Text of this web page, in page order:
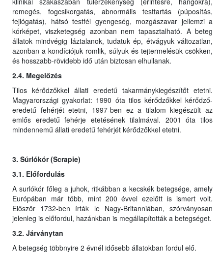
remegés, fogcsikorgatás, abnormális testtartás (púposítás,
fejlógatás), hátsó testfél gyengeség, mozgászavar jellemzi a
kórképet, viszketegség azonban nem tapasztalható. A beteg
állatok mindvégig láztalanok, tudatuk ép, étvágyuk változatlan,
azonban a kondíciójuk romlik, súlyuk és tejtermelésük csökken,
és hosszabb-rövidebb idő után biztosan elhullanak.
2.4. Megelőzés
Tilos kérődzőkkel állati eredetű takarmánykiegészítőt etetni.
Magyarországi gyakorlat: 1990 óta tilos kérődzőkkel kérődző-
eredetű fehérjét etetni, 1997-ben ez a tilalom kiegészült az
emlős eredetű fehérje etetésének tilalmával. 2001 óta tilos
mindennemű állati eredetű fehérjét kérődzőkkel etetni.
3. Súrlókór (Scrapie)
3.1. Előfordulás
A surlókór főleg a juhok, ritkábban a kecskék betegsége, amely
Európában már több, mint 200 évvel ezelőtt is ismert volt.
Először 1732-ben írták le Nagy-Britanniában, szórványosan
jelenleg is előfordul, hazánkban is megállapították a betegséget.
3.2. Járványtan
A betegség többnyire 2 évnél idősebb állatokban fordul elő.